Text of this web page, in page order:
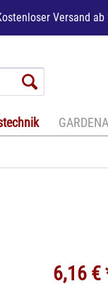
Versand ab
GARDENA
6,16 €